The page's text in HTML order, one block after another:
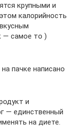
крупными и
калорийность
— самое то )
пачке написано
и
— единственный
на диете.